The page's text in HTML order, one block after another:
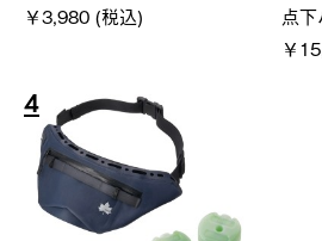
￥3,980 (税込)
点
￥
4